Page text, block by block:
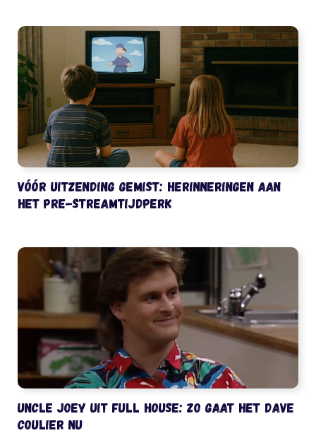
Vóór uitzending gemist: herinneringen aan
het pre-streamtijdperk
Uncle Joey uit Full House: zo gaat het Dave
Coulier nu